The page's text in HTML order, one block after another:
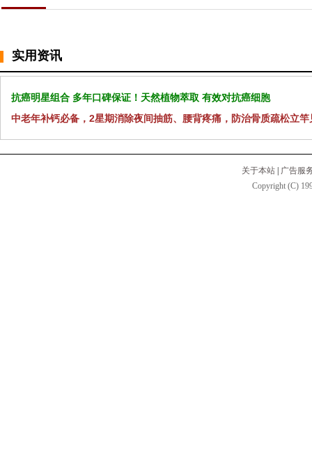
实用资讯
抗癌明星组合 多年口碑保证！天然植物萃取 有效对抗癌细胞
中老年补钙必备，2星期消除夜间抽筋、腰背疼痛，防治骨质疏松立竿
关于本站
广告服
Copyright (C)